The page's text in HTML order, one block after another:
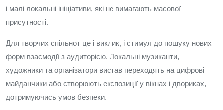
і малі локальні ініціативи, які не вимагають масової
присутності.
Для творчих спільнот це і виклик, і стимул до пошуку нових
форм взаємодії з аудиторією. Локальні музиканти,
художники та організатори вистав переходять на цифрові
майданчики або створюють експозиції у вікнах і двориках,
дотримуючись умов безпеки.